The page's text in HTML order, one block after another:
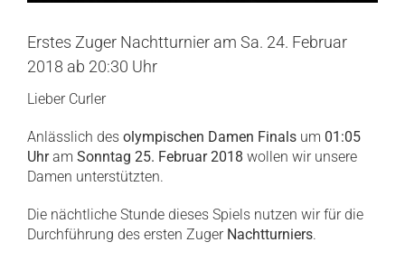
Erstes Zuger Nachtturnier am Sa. 24. Februar
2018 ab 20:30 Uhr
Lieber Curler
Anlässlich des olympischen Damen Finals um 01:05
Uhram Sonntag 25. Februar 2018 wollen wir unsere
Damen unterstützten.
Die nächtliche Stunde dieses Spiels nutzen wir für die
Durchführung des ersten ZugerNachtturniers.